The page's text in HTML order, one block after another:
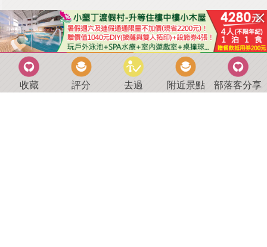
收藏 評分 去過 附近景點 部落客分享